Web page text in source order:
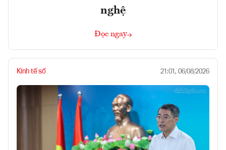
nghệ
Đọc ngay
Kinh tế số 21:01, 06/08/2026